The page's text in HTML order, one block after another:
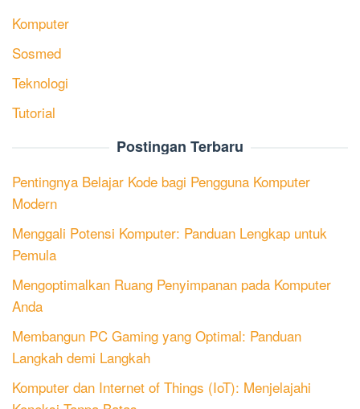
Komputer
Sosmed
Teknologi
Tutorial
Postingan Terbaru
Pentingnya Belajar Kode bagi Pengguna Komputer
Modern
Menggali Potensi Komputer: Panduan Lengkap untuk
Pemula
Mengoptimalkan Ruang Penyimpanan pada Komputer
Anda
Membangun PC Gaming yang Optimal: Panduan
Langkah demi Langkah
Komputer dan Internet of Things (IoT): Menjelajahi